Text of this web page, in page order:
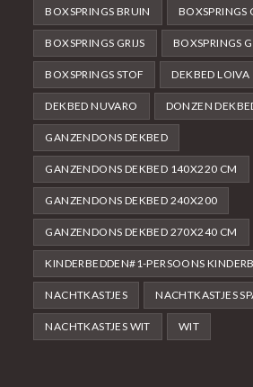
BOXSPRINGS BRUIN BOXSPRINGS
BOXSPRINGS GRIJS BOXSPRINGS
BOXSPRINGS STOF DEKBED LOIVA
DEKBED NUVARO DONZEN
GANZENDONS DEKBED
GANZENDONS DEKBED 140X220 CM
GANZENDONS DEKBED 240X200
GANZENDONS DEKBED 270X240 CM
KINDERBEDDEN#1-PERSOONS
NACHTKASTJES NACHTKASTJES
NACHTKASTJES WIT WIT